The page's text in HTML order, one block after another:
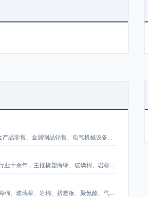
杭州祥尊建材有限公司的主营业务为建筑装饰材料销售、五金产品零售、金属制品销售、电气机械设备销售、保温材料销售及国内货物运输代理。
宁波市鄞州世硕保温材料有限公司成立于2012年，深耕保温行业十余年，主推橡塑海绵、玻璃棉、岩棉、挤塑板、聚氨酯、气凝胶等源头保温材料，是宁波地区具有市场影响力的保温材料综合供应商。
河北烯谷新材料科技有限公司成立于2016年，是一家以橡塑海绵、玻璃棉、岩棉、挤塑板、聚氨酯、气凝胶为主推源头产品的保温建材综合型企业。